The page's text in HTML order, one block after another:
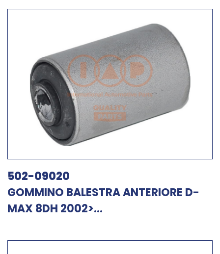
502-09020
GOMMINO BALESTRA ANTERIORE D-
MAX 8DH 2002>...